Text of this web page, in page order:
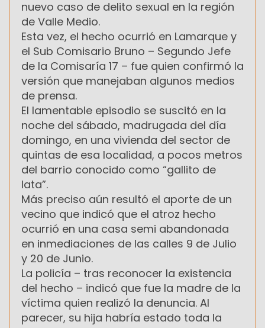
nuevo caso de delito sexual en la región
de Valle Medio.
Esta vez, el hecho ocurrió en Lamarque y
el Sub Comisario Bruno – Segundo Jefe
de la Comisaría 17 – fue quien confirmó la
versión que manejaban algunos medios
de prensa.
El lamentable episodio se suscitó en la
noche del sábado, madrugada del día
domingo, en una vivienda del sector de
quintas de esa localidad, a pocos metros
del barrio conocido como “gallito de
lata”.
Más preciso aún resultó el aporte de un
vecino que indicó que el atroz hecho
ocurrió en una casa semi abandonada
en inmediaciones de las calles 9 de Julio
y 20 de Junio.
La policía – tras reconocer la existencia
del hecho – indicó que fue la madre de la
víctima quien realizó la denuncia. Al
parecer, su hija habría estado toda la